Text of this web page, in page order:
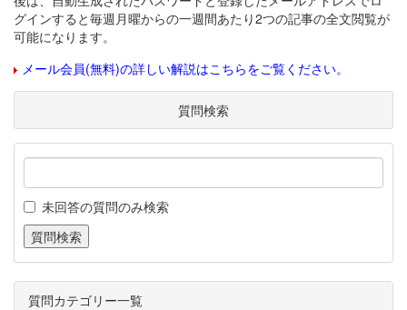
グインすると毎週月曜からの一週間あたり2つの記事の全文閲覧が
可能になります。
メール会員(無料)の詳しい解説はこちらをご覧ください。
質問検索
未回答の質問のみ検索
質問カテゴリー一覧